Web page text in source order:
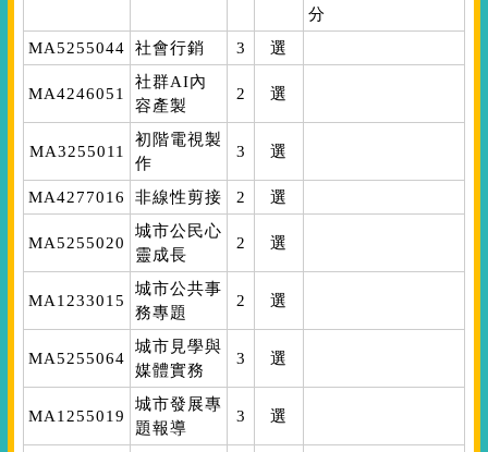
分
MA5255044
社會行銷 3 選
MA4246051
社群AI內
容產製
2 選
MA3255011
初階電視製
作
3 選
MA4277016 非線性剪接 2 選
MA5255020
城市公民心
靈成長
2 選
MA1233015
城市公共事
務專題
2 選
MA5255064
城市見學與
媒體實務
3 選
MA1255019
城市發展專
題報導
3 選